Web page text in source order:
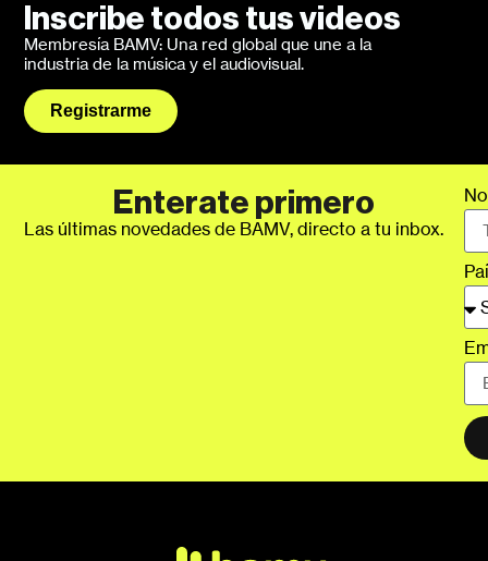
Inscribe todos tus videos
Membresía BAMV: Una red global que une a la
industria de la música y el audiovisual.
Registrarme
Enterate primero
Las últimas novedades de BAMV, directo a tu inbox.